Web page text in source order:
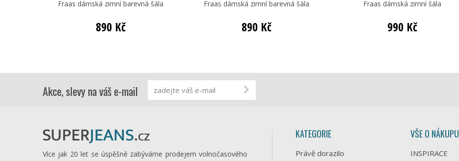
Fraas dámská zimní barevná šála
890 Kč
Fraas dámská zimní barevná šála
890 Kč
Fraas dámská zimní šála
990 Kč
Akce, slevy na váš e-mail
Více jak 20 let se úspěšně zabýváme prodejem volnočasového
KATEGORIE
Právě dorazilo
VŠE O NÁKUPU
INSPIRACE